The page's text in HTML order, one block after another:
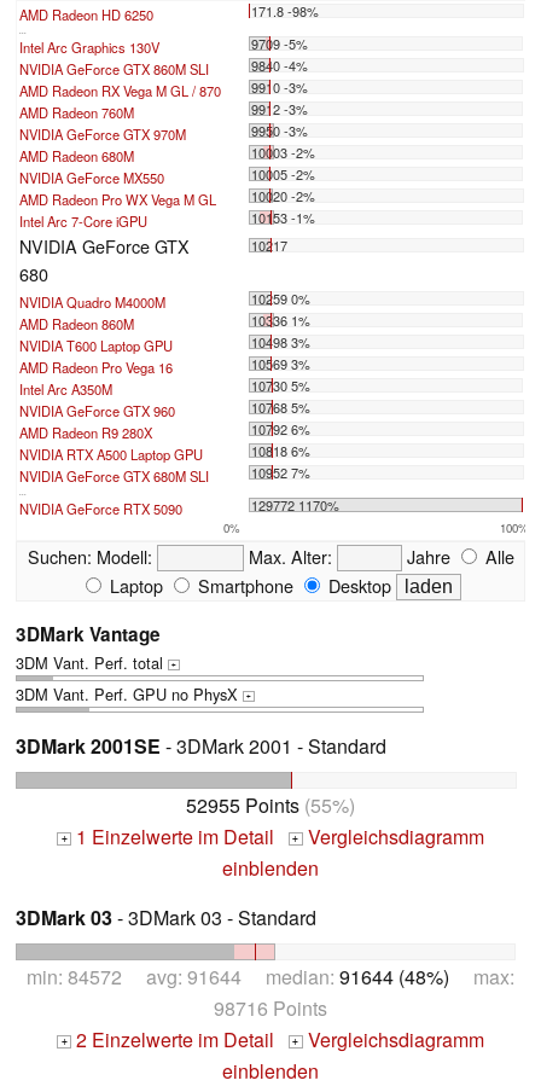
AMD Radeon HD 6250 171.8 -98%
...
Intel Arc Graphics 130V
9709 -5%
NVIDIA GeForce GTX 860M SLI
9840 -4%
AMD Radeon RX Vega M GL / 870
9910 -3%
AMD Radeon 760M
9912 -3%
NVIDIA GeForce GTX 970M
9950 -3%
AMD Radeon 680M
10003 -2%
NVIDIA GeForce MX550
10005 -2%
AMD Radeon Pro WX Vega M GL
10020 -2%
Intel Arc 7-Core iGPU
10153 -1%
NVIDIA GeForce GTX
680
10217
NVIDIA Quadro M4000M
10259 0%
AMD Radeon 860M
10336 1%
NVIDIA T600 Laptop GPU
10498 3%
AMD Radeon Pro Vega 16
10569 3%
Intel Arc A350M
10730 5%
NVIDIA GeForce GTX 960
10768 5%
AMD Radeon R9 280X
10792 6%
NVIDIA RTX A500 Laptop GPU
10818 6%
NVIDIA GeForce GTX 680M SLI
10952 7%
...
NVIDIA GeForce RTX 5090 129772 1170%
0% 100%
Suchen: Modell: Max. Alter: Jahre
Alle
Laptop
Smartphone Desktop
3DMark Vantage
3DM Vant. Perf. total +
3DM Vant. Perf. GPU no PhysX +
3DMark 2001SE - 3DMark 2001 - Standard
52955 Points (55%)
+ 1 Einzelwerte im Detail + Vergleichsdiagramm
einblenden
3DMark 03- 3DMark 03 - Standard
min: 84572 avg: 91644 median: 91644 (48%) max:
98716 Points
+ 2 Einzelwerte im Detail + Vergleichsdiagramm
einblenden